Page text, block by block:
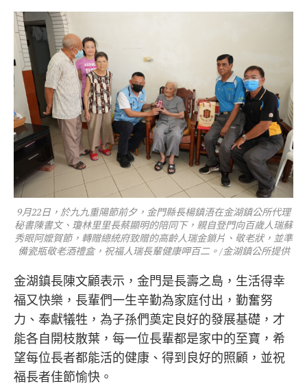
9月22日，於九九重陽節前夕，金門縣長楊鎮浯在金湖鎮公所代理
秘書陳書文、瓊林里里長蔡顯明的陪同下，親自登門向百歲人瑞蘇
秀眼阿嬤賀節，轉贈總統府致贈的高齡人瑞金鎖片、敬老狀，並準
備瓷瓶敬老酒禮盒，祝福人瑞長輩健康呷百二。/金湖鎮公所提供
金湖鎮長陳文顧表示，金門是長壽之島，生活得幸
福又快樂，長輩們一生辛勤為家庭付出，勤奮努
力、奉獻犠牲，為子孫們奠定良好的發展基礎，才
能各自開枝散葉，每一位長輩都是家中的至寶，希
望每位長者都能活的健康、得到良好的照顧，並祝
福長者佳節愉快。